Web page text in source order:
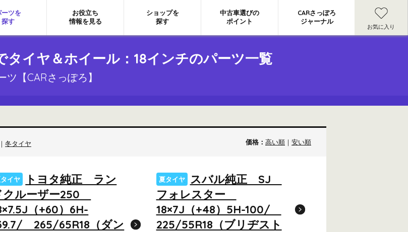
ーツを
探す
お役立ち
情報を見る
ショップを
探す
中古車選びの
ポイント
CARさっぽろ
ジャーナル
お気に入り
タイヤ＆ホイール：18インチのパーツ一覧
ツ【CARさっぽろ】
｜ 冬タイヤ 価格： 高い順 ｜ 安い順
イヤ
トヨタ純正 ラン
クルーザー250
（+60）6H-
265/65R18（ダン
夏タイヤ
スバル純正 SJ
フォレスター
18×7J（+48）5H-100/
225/55R18（ブリヂスト